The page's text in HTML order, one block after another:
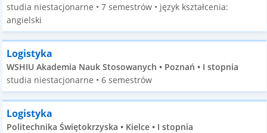
studia niestacjonarne • 7 semestrów • język kształcenia:
angielski
Logistyka
WSHIU Akademia Nauk Stosowanych • Poznań • I stopnia
studia niestacjonarne • 6 semestrów
Logistyka
Politechnika Świętokrzyska • Kielce • I stopnia